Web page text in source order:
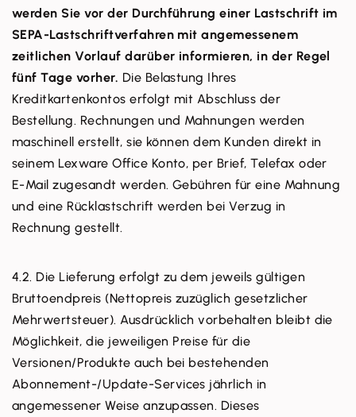
werden Sie vor der Durchführung einer Lastschrift im
SEPA-Lastschriftverfahren mit angemessenem
zeitlichen Vorlauf darüber informieren, in der Regel
fünf Tage vorher. Die Belastung Ihres
Kreditkartenkontos erfolgt mit Abschluss der
Bestellung. Rechnungen und Mahnungen werden
maschinell erstellt, sie können dem Kunden direkt in
seinem Lexware Office Konto, per Brief, Telefax oder
E-Mail zugesandt werden. Gebühren für eine Mahnung
und eine Rücklastschrift werden bei Verzug in
Rechnung gestellt.
4.2. Die Lieferung erfolgt zu dem jeweils gültigen
Bruttoendpreis (Nettopreis zuzüglich gesetzlicher
Mehrwertsteuer). Ausdrücklich vorbehalten bleibt die
Möglichkeit, die jeweiligen Preise für die
Versionen/Produkte auch bei bestehenden
Abonnement-/Update-Services jährlich in
angemessener Weise anzupassen. Dieses